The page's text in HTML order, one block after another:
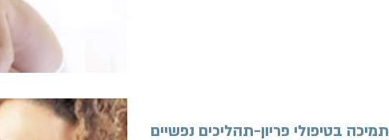
תמיכה בטיפולי פריון-תהליכים נפשיים